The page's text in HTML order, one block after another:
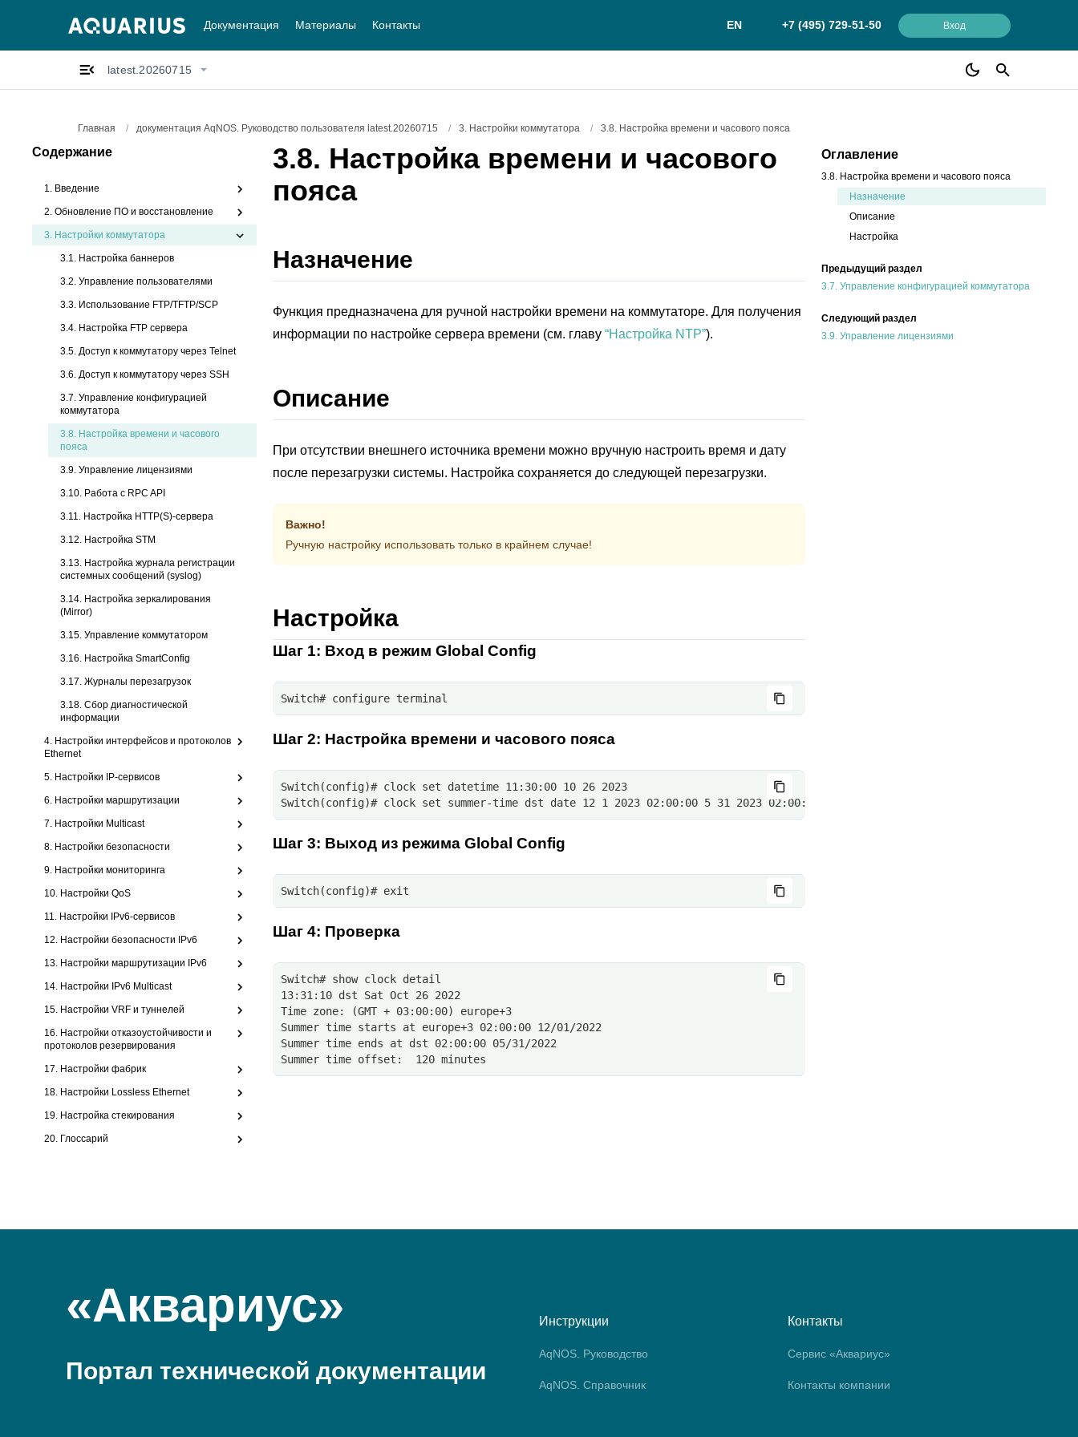
Документация Материалы Контакты EN +7 (495) 729-51-50 Вход
latest.20260715
Главная / документация AqNOS. Руководство пользователя latest.20260715 / 3. Настройки коммутатора / 3.8. Настройка времени и часового пояса
Содержание
1. Введение
2. Обновление ПО и восстановление
3. Настройки коммутатора
3.1. Настройка баннеров
3.2. Управление пользователями
3.3. Использование FTP/TFTP/SCP
3.4. Настройка FTP сервера
3.5. Доступ к коммутатору через Telnet
3.6. Доступ к коммутатору через SSH
3.7. Управление конфигурацией
коммутатора
3.8. Настройка времени и часового
пояса
3.9. Управление лицензиями
3.10. Работа с RPC API
3.11. Настройка HTTP(S)-сервера
3.12. Настройка STM
3.13. Настройка журнала регистрации
системных сообщений (syslog)
3.14. Настройка зеркалирования
(Mirror)
3.15. Управление коммутатором
3.16. Настройка SmartConfig
3.17. Журналы перезагрузок
3.18. Сбор диагностической
информации
4. Настройки интерфейсов и протоколов
Ethernet
5. Настройки IP-сервисов
6. Настройки маршрутизации
7. Настройки Multicast
8. Настройки безопасности
9. Настройки мониторинга
10. Настройки QoS
11. Настройки IPv6-сервисов
12. Настройки безопасности IPv6
13. Настройки маршрутизации IPv6
14. Настройки IPv6 Multicast
15. Настройки VRF и туннелей
16. Настройки отказоустойчивости и
протоколов резервирования
17. Настройки фабрик
18. Настройки Lossless Ethernet
19. Настройка стекирования
20. Глоссарий
3.8. Настройка времени и часового
пояса
Назначение
Функция предназначена для ручной настройки времени на коммутаторе. Для получения
информации по настройке сервера времени (см. главу “Настройка NTP”).
Описание
При отсутствии внешнего источника времени можно вручную настроить время и дату
после перезагрузки системы. Настройка сохраняется до следующей перезагрузки.
Важно!
Ручную настройку использовать только в крайнем случае!
Настройка
Шаг 1: Вход в режим Global Config
Switch# configure terminal
Шаг 2: Настройка времени и часового пояса
Switch(config)# clock set datetime 11:30:00 10 26 2023
Switch(config)# clock set summer-time dst date 12 1 2023 02:00:00 5 31 2023 02:00:00 120
Шаг 3: Выход из режима Global Config
Switch(config)# exit
Шаг 4: Проверка
Switch# show clock detail
13:31:10 dst Sat Oct 26 2022
Time zone: (GMT + 03:00:00) europe+3
Summer time starts at europe+3 02:00:00 12/01/2022
Summer time ends at dst 02:00:00 05/31/2022
Summer time offset:  120 minutes
Оглавление
3.8. Настройка времени и часового пояса
Назначение
Описание
Настройка
Предыдущий раздел
3.7. Управление конфигурацией коммутатора
Следующий раздел
3.9. Управление лицензиями
«Аквариус»
Портал технической документации
Инструкции
AqNOS. Руководство
AqNOS. Справочник
Контакты
Сервис «Аквариус»
Контакты компании